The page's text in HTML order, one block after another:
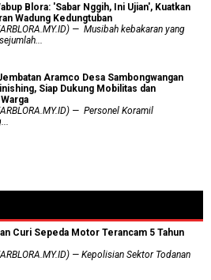
Blora: ​'Sabar Nggih, Ini Ujian', Kuatkan
Wadung Kedungtuban
— Musibah kebakaran yang
Aramco Desa Sambongwangan
Siap Dukung Mobilitas dan
— Personel Koramil
Curi Sepeda Motor Terancam 5 Tahun
— Kepolisian Sektor Todanan